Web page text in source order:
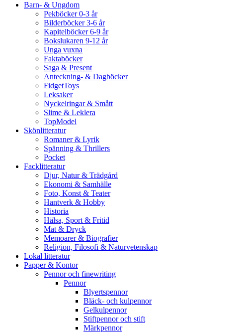
Barn- & Ungdom
Pekböcker 0-3 år
Bilderböcker 3-6 år
Kapitelböcker 6-9 år
Bokslukaren 9-12 år
Unga vuxna
Faktaböcker
Saga & Present
Anteckning- & Dagböcker
FidgetToys
Leksaker
Nyckelringar & Smått
Slime & Leklera
TopModel
Skönlitteratur
Romaner & Lyrik
Spänning & Thrillers
Pocket
Facklitteratur
Djur, Natur & Trädgård
Ekonomi & Samhälle
Foto, Konst & Teater
Hantverk & Hobby
Historia
Hälsa, Sport & Fritid
Mat & Dryck
Memoarer & Biografier
Religion, Filosofi & Naturvetenskap
Lokal litteratur
Papper & Kontor
Pennor och finewriting
Pennor
Blyertspennor
Bläck- och kulpennor
Gelkulpennor
Stiftpennor och stift
Märkpennor